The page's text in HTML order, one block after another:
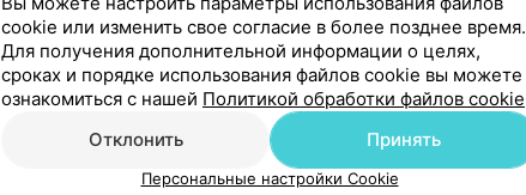
cookie или изменить свое согласие в более позднее время.
Для получения дополнительной информации о целях,
сроках и порядке использования файлов cookie вы можете
ознакомиться с нашей Политикой обработки файлов cookie
Отклонить
Принять
Персональные настройки Cookie